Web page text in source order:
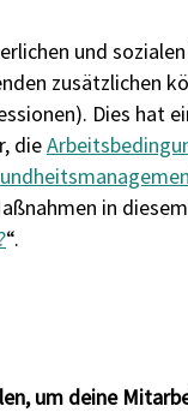
und
zusätzlichen
Dies
die
in
“.
um deine